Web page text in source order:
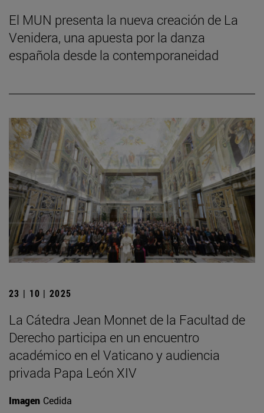
El MUN presenta la nueva creación de La
Venidera, una apuesta por la danza
española desde la contemporaneidad
23 | 10 | 2025
La Cátedra Jean Monnet de la Facultad de
Derecho participa en un encuentro
académico en el Vaticano y audiencia
privada Papa León XIV
Imagen Cedida